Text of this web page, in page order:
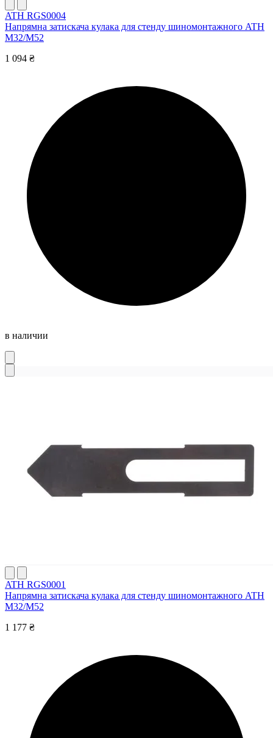
ATH RGS0004
Напрямна затискача кулака для стенду шиномонтажного ATH
M32/M52
1 094 ₴
в наличии
ATH RGS0001
Напрямна затискача кулака для стенду шиномонтажного ATH
M32/M52
1 177 ₴